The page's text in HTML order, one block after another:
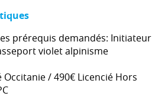
prérequis demandés: Initiateur
violet alpinisme
Occitanie / 490€ Licencié Hors